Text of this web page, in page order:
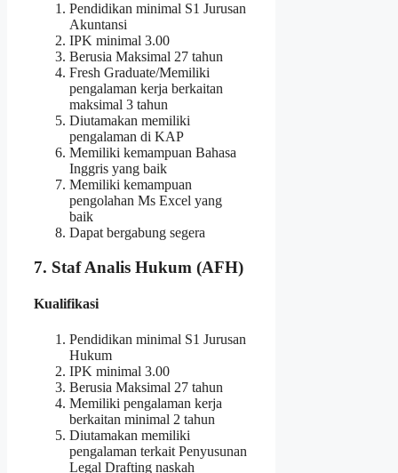
Pendidikan minimal S1 Jurusan
Akuntansi
IPK minimal 3.00
Berusia Maksimal 27 tahun
Fresh Graduate/Memiliki
pengalaman kerja berkaitan
maksimal 3 tahun
Diutamakan memiliki
pengalaman di KAP
Memiliki kemampuan Bahasa
Inggris yang baik
Memiliki kemampuan
pengolahan Ms Excel yang
baik
Dapat bergabung segera
7. Staf Analis Hukum (AFH)
Kualifikasi
Pendidikan minimal S1 Jurusan
Hukum
IPK minimal 3.00
Berusia Maksimal 27 tahun
Memiliki pengalaman kerja
berkaitan minimal 2 tahun
Diutamakan memiliki
pengalaman terkait Penyusunan
Legal Drafting naskah